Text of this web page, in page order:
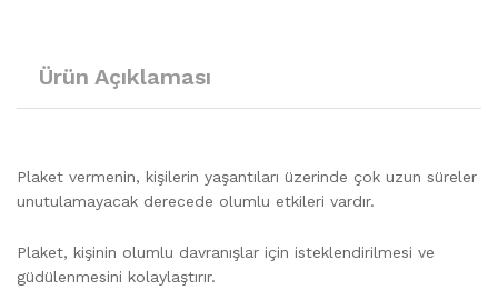
Ürün Açıklaması
Plaket vermenin, kişilerin yaşantıları üzerinde çok uzun süreler
unutulamayacak derecede olumlu etkileri vardır.
Plaket, kişinin olumlu davranışlar için isteklendirilmesi ve
güdülenmesini kolaylaştırır.